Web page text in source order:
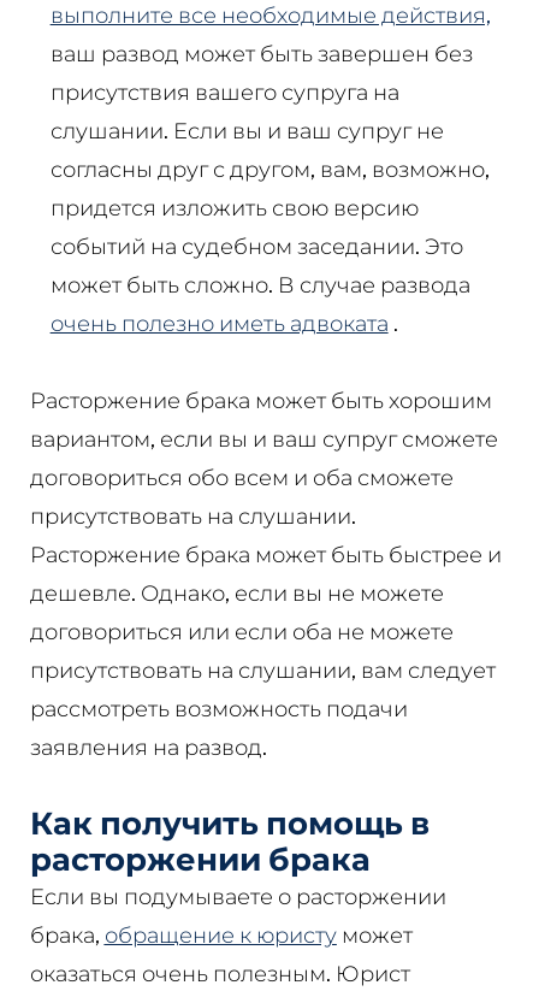
выполните все необходимые действия,
ваш развод может быть завершен без
присутствия вашего супруга на
слушании. Если вы и ваш супруг не
согласны друг с другом, вам, возможно,
придется изложить свою версию
событий на судебном заседании. Это
может быть сложно. В случае развода
очень полезно иметь адвоката .
Расторжение брака может быть хорошим
вариантом, если вы и ваш супруг сможете
договориться обо всем и оба сможете
присутствовать на слушании.
Расторжение брака может быть быстрее и
дешевле. Однако, если вы не можете
договориться или если оба не можете
присутствовать на слушании, вам следует
рассмотреть возможность подачи
заявления на развод.
Как получить помощь в
расторжении брака
Если вы подумываете о расторжении
брака, обращение к юристуможет
оказаться очень полезным. Юрист